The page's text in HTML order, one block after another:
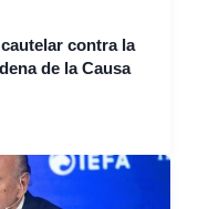
contra la
de la Causa